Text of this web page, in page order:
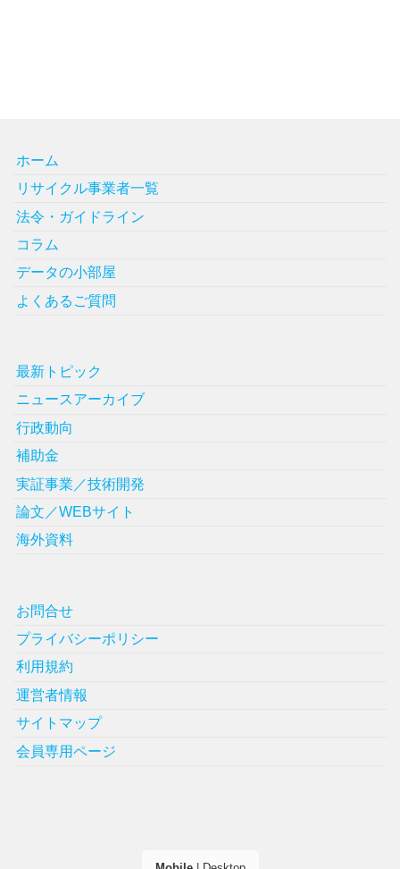
ホーム
リサイクル事業者一覧
法令・ガイドライン
コラム
データの小部屋
よくあるご質問
最新トピック
ニュースアーカイブ
行政動向
補助金
実証事業／技術開発
論文／WEBサイト
海外資料
お問合せ
プライバシーポリシー
利用規約
運営者情報
サイトマップ
会員専用ページ